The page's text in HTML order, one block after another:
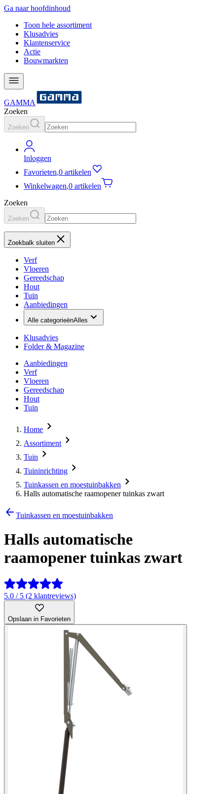
Ga naar hoofdinhoud
Toon hele assortiment
Klusadvies
Klantenservice
Actie
Bouwmarkten
GAMMA
Zoeken
Zoeken
Inloggen
Favorieten,0 artikelen
Winkelwagen,0 artikelen
Zoeken
Zoeken
Zoekbalk sluiten
Verf
Vloeren
Gereedschap
Hout
Tuin
Aanbiedingen
Alle categorieënAlles
Klusadvies
Folder & Magazine
Aanbiedingen
Verf
Vloeren
Gereedschap
Hout
Tuin
Home
Assortiment
Tuin
Tuininrichting
Tuinkassen en moestuinbakken
Halls automatische raamopener tuinkas zwart
Tuinkassen en moestuinbakken
Halls automatische
raamopener tuinkas zwart
5.0 / 5 (2 klantreviews)
Opslaan in Favorieten